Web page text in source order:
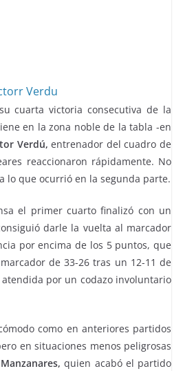
Verdu
cuarta victoria consecutiva de la
en la zona noble de la tabla -en
Verdú, entrenador del cuadro de
reaccionaron rápidamente. No
lo que ocurrió en la segunda parte.
el primer cuarto finalizó con un
darle la vuelta al marcador
por encima de los 5 puntos, que
de 33-26 tras un 12-11 de
por un codazo involuntario
como en anteriores partidos
en situaciones menos peligrosas
quien acabó el partido